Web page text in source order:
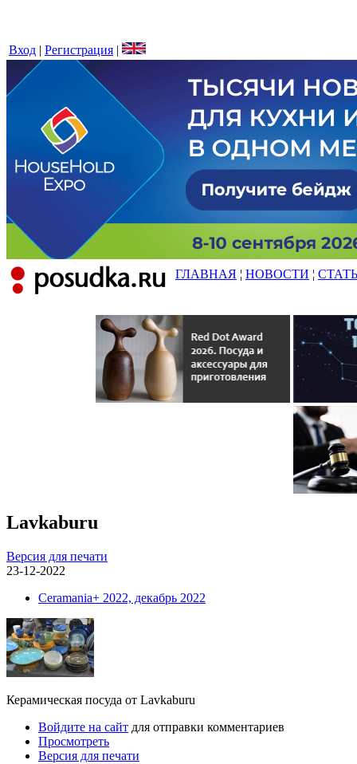
Вход | Регистрация |
ГЛАВНАЯ ¦ НОВОСТИ ¦
Lavkaburu
Версия для печати
23-12-2022
Ceramania+ 2022, декабрь 2022
Керамическая посуда от Lavkaburu
Войдите на сайт для отправки комментариев
Просмотреть
Версия для печати